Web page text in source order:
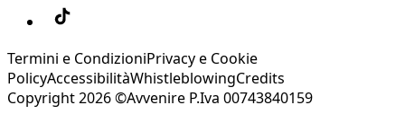
Termini e CondizioniPrivacy e Cookie
PolicyAccessibilitàWhistleblowingCredits
Copyright 2026 ©Avvenire P.Iva 00743840159